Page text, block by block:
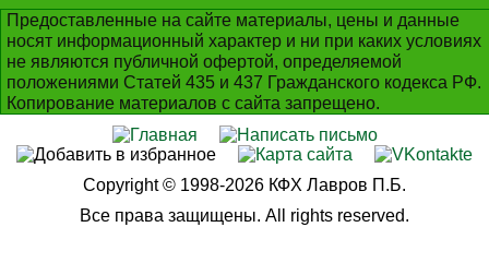
Предоставленные на сайте материалы, цены и данные
носят информационный характер и ни при каких условиях
не являются публичной офертой, определяемой
положениями Статей 435 и 437 Гражданского кодекса РФ.
Копирование материалов с сайта запрещено.
Copyright © 1998-2026 КФХ Лавров П.Б.
Все права защищены. All rights reserved.